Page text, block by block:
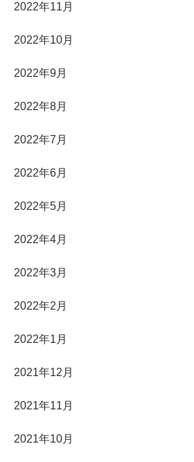
2022年11月
2022年10月
2022年9月
2022年8月
2022年7月
2022年6月
2022年5月
2022年4月
2022年3月
2022年2月
2022年1月
2021年12月
2021年11月
2021年10月